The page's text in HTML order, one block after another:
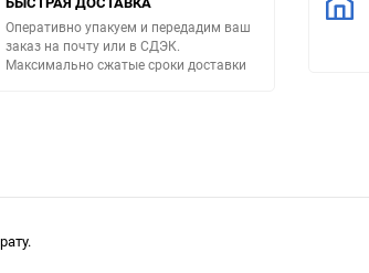
Оперативно упакуем и передадим ваш
заказ на почту или в СДЭК.
Максимально сжатые сроки доставки